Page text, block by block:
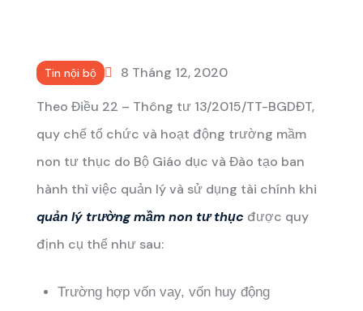
Tin nội bộ
8 Tháng 12, 2020
Theo Điều 22 – Thông tư 13/2015/TT-BGDĐT,
quy chế tổ chức và hoạt động trường mầm
non tư thục do Bộ Giáo dục và Đào tạo ban
hành thì việc quản lý và sử dụng tài chính khi
quản lý trường mầm non tư thục được quy
định cụ thể như sau:
Trường hợp vốn vay, vốn huy động